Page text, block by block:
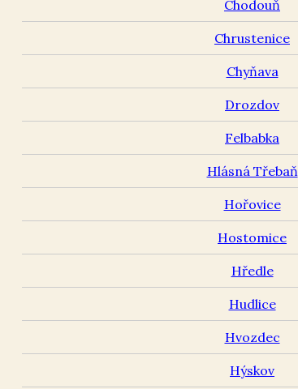
Chodouň
Chrustenice
Chyňava
Drozdov
Felbabka
Hlásná Třebaň
Hořovice
Hostomice
Hředle
Hudlice
Hvozdec
Hýskov